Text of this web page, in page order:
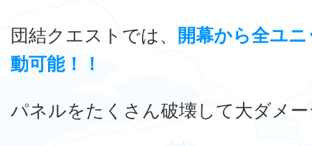
団結クエストでは、
開幕から全ユ
動可能！！
パネルをたくさん破壊して大ダメ